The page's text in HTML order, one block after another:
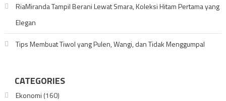
RiaMiranda Tampil Berani Lewat Smara, Koleksi Hitam Pertama yang
Elegan
Tips Membuat Tiwol yang Pulen, Wangi, dan Tidak Menggumpal
CATEGORIES
Ekonomi (160)